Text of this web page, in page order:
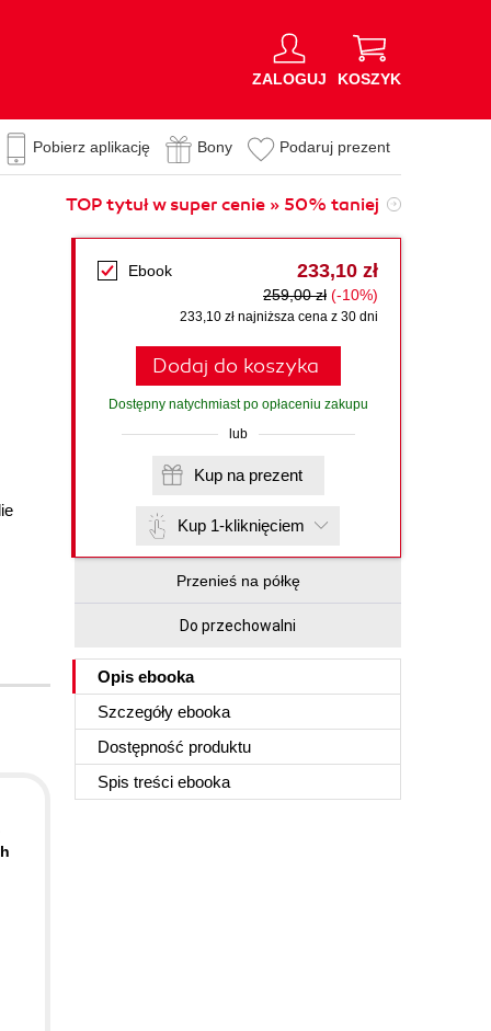
ZALOGUJ KOSZYK
Pobierz aplikację Bony Podaruj prezent
TOP tytuł w super cenie » 50% taniej
Ebook 233,10 zł
259,00 zł (-10%)
233,10 zł najniższa cena z 30 dni
Dodaj do koszyka
Dostępny natychmiast po opłaceniu zakupu
lub
Kup na prezent
Kup 1-kliknięciem
Przenieś na półkę
Do przechowalni
Opis ebooka
Szczegóły ebooka
Dostępność produktu
Spis treści ebooka